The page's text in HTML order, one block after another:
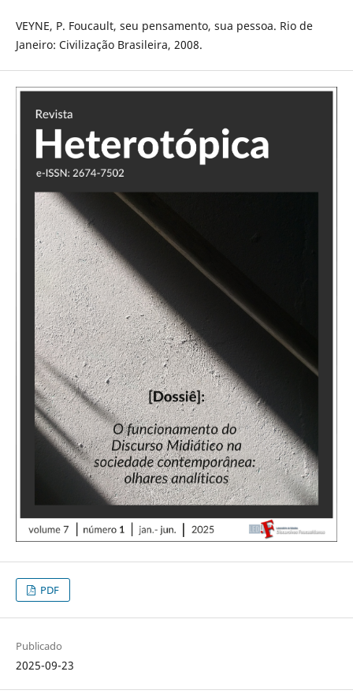
VEYNE, P. Foucault, seu pensamento, sua pessoa. Rio de
Janeiro: Civilização Brasileira, 2008.
PDF
Publicado
2025-09-23